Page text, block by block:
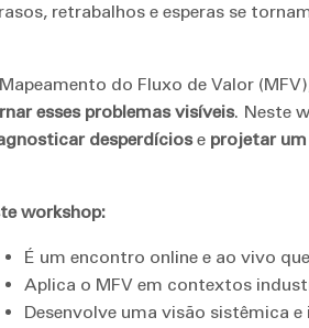
retrabalhos e esperas se
do Fluxo de Valor
esses problemas visíveis. Neste
desperdíciose projetar
workshop:
É um encontro online e ao vivo
Aplica o MFV em contextos
Desenvolve uma visão sistêmica